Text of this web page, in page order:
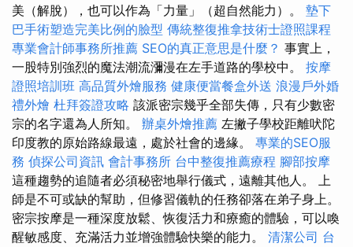
美（解脫），也可以作為「力量」（超自然能力）。 墊下
巴手術塑造完美比例的臉型 傳統整復推拿技術士證照課程
專業會計師事務所推薦 SEO的真正意思是什麼？ 事實上，
一股特別強烈的魔法潮流瀰漫在左手道路的學校中。 按摩
證照培訓班 高品質外燴服務 健康便當餐盒外送 浪漫戶外婚
禮外燴 杜拜簽證攻略 該派密宗幾乎全部失傳，只有少數密
宗的名字還為人所知。 辦桌外燴推薦 左撇子學校距離吠陀
印度教的原始路線最遠，處於社會的邊緣。 專業的SEO服
務 偵探公司資訊 會計事務所 台中整復推薦療程 腳部按摩
這種趨勢的追隨者必須秘密地舉行儀式，遠離其他人。 上
師是不可或缺的幫助，但修習儀軌的任務卻落在弟子身上。
密宗按摩是一種深度放鬆、恢復活力和療癒的體驗，可以喚
醒敏感度、充滿活力並增強體驗快樂的能力。 清潔公司 台